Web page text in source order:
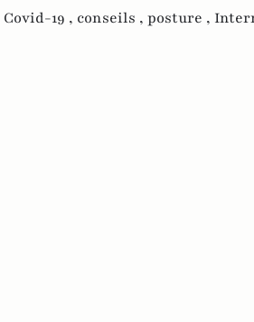
Covid-19 , conseils , posture ,